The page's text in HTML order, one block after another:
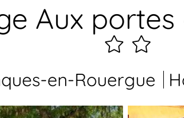
Aux portes
2
étoiles
en-Rouergue